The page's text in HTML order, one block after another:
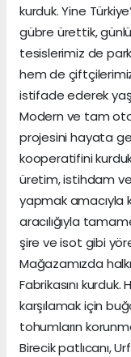
kurduk. Yine
gübre ürettik,
tesislerimiz de
hem de
istifade ederek
Modern ve tam
projesini hayata
kooperatifini
üretim, istihdam
yapmak amacıyla
aracılığıyla
şire ve isot gibi
Mağazamızda
Fabrikasını kurduk.
karşılamak için
tohumların
Birecik patlıcanı,